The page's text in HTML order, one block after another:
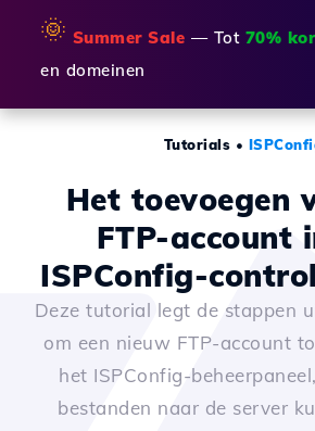
🌞 Summer Sale — Tot 70%
en domeinen
Tutorials •
Het toevoegen
FTP-account
ISPConfig-
Deze tutorial legt de stappen
om een nieuw FTP-account
het ISPConfig-
bestanden naar de server